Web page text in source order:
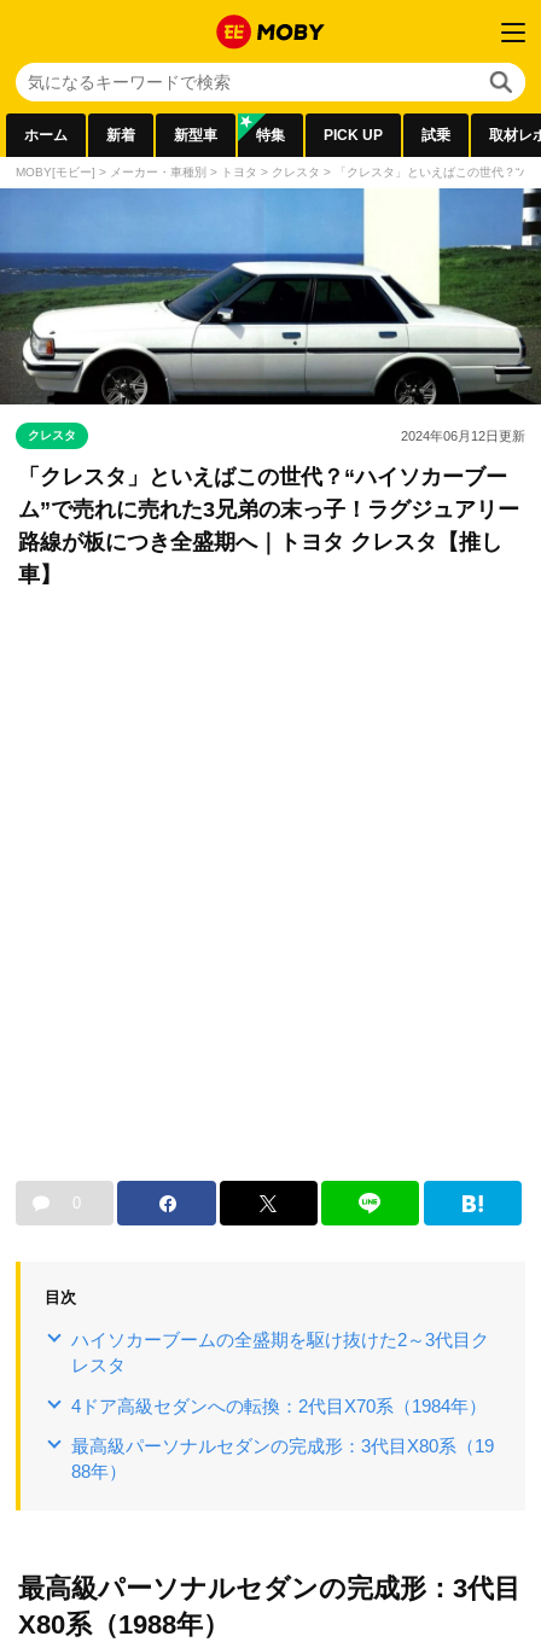
ホーム 新着 新型車 特集 PICK UP 試乗 取材レ
MOBY[モビー] > メーカー・車種別 > トヨタ > クレスタ > 「クレスタ」といえばこの世代？“
クレスタ 2024年06月12日更新
「クレスタ」といえばこの世代？“ハイソカーブー
ム”で売れに売れた3兄弟の末っ子！ラグジュアリー
路線が板につき全盛期へ｜トヨタ クレスタ【推し
車】
0
目次
ハイソカーブームの全盛期を駆け抜けた2～3代目ク
レスタ
4ドア高級セダンへの転換：2代目X70系（1984年）
最高級パーソナルセダンの完成形：3代目X80系（19
88年）
最高級パーソナルセダンの完成形：3代目
X80系（1988年）